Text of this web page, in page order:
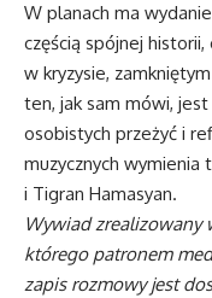
W planach ma
częścią spójnej
w kryzysie,
ten, jak sam mówi,
osobistych przeżyć i
muzycznych
i Tigran Hamasyan.
Wywiad zrealizowany
którego patronem
zapis rozmowy jest